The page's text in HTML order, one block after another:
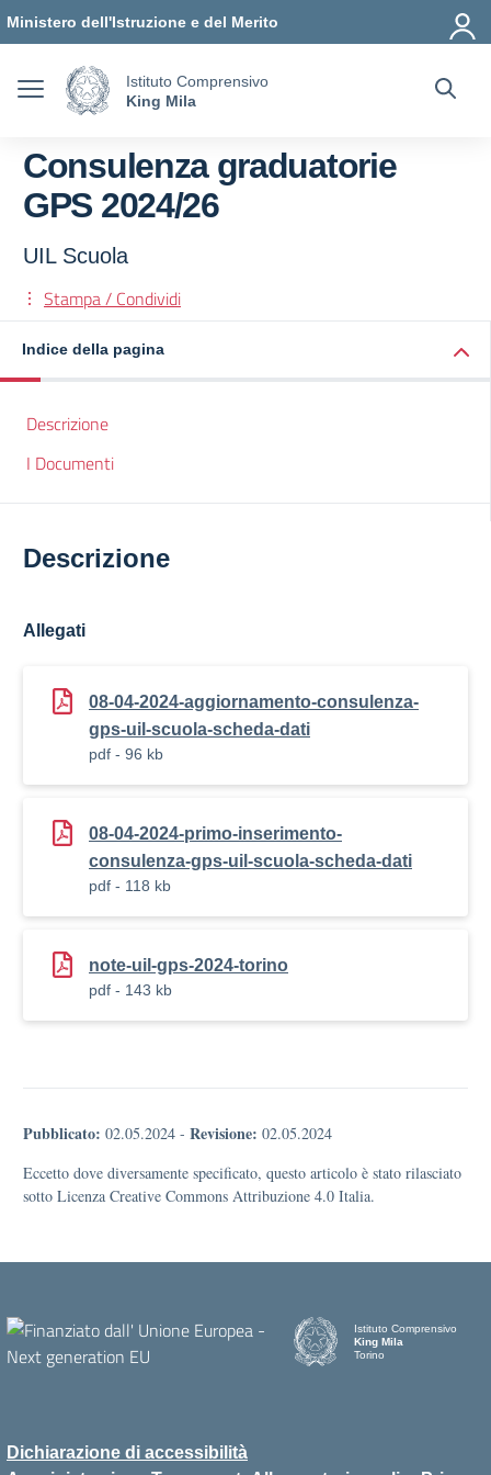
Vai ai contenuti
Vai al menu di navigazione
Vai al footer
Ministero dell'Istruzione e del Merito
Istituto Comprensivo
King Mila
Consulenza graduatorie
GPS 2024/26
UIL Scuola
Stampa / Condividi
Indice della pagina
Descrizione
I Documenti
Descrizione
Allegati
08-04-2024-aggiornamento-consulenza-
gps-uil-scuola-scheda-dati
pdf - 96 kb
08-04-2024-primo-inserimento-
consulenza-gps-uil-scuola-scheda-dati
pdf - 118 kb
note-uil-gps-2024-torino
pdf - 143 kb
Pubblicato: 02.05.2024 - Revisione: 02.05.2024
Eccetto dove diversamente specificato, questo articolo è stato rilasciato
sotto Licenza Creative Commons Attribuzione 4.0 Italia.
Istituto Comprensivo
King Mila
Torino
Dichiarazione di accessibilità